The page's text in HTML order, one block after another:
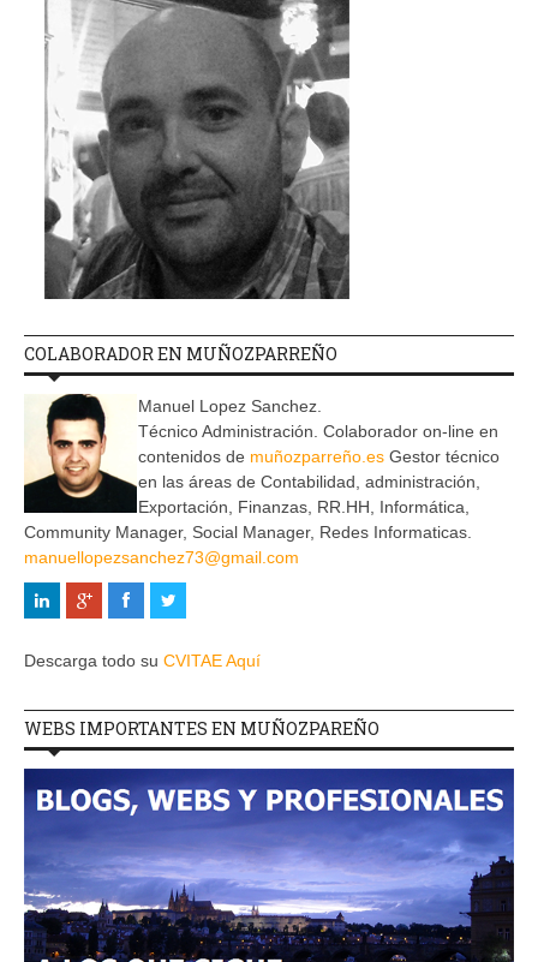
COLABORADOR EN MUÑOZPARREÑO
Manuel Lopez Sanchez.
Técnico Administración. Colaborador on-line en
contenidos de muñozparreño.es Gestor técnico
en las áreas de Contabilidad, administración,
Exportación, Finanzas, RR.HH, Informática,
Community Manager, Social Manager, Redes Informaticas.
manuellopezsanchez73@gmail.com
Descarga todo su CVITAE Aquí
WEBS IMPORTANTES EN MUÑOZPAREÑO